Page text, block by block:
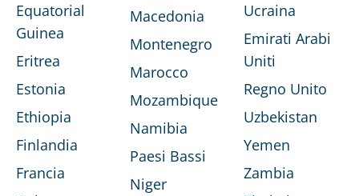
Equatorial
Guinea
Eritrea
Estonia
Ethiopia
Finlandia
Francia
Macedonia
Montenegro
Marocco
Mozambique
Namibia
Paesi Bassi
Niger
Ucraina
Emirati Arabi
Uniti
Regno Unito
Uzbekistan
Yemen
Zambia